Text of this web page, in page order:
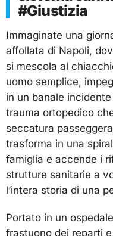
#Giustizia
Immaginate una
affollata di Napoli,
si mescola al
uomo semplice,
in un banale
trauma ortopedico
seccatura
trasforma in una
famiglia e accende i
strutture sanitarie a
l’intera storia di una
Portato in un
frastuono dei reparti